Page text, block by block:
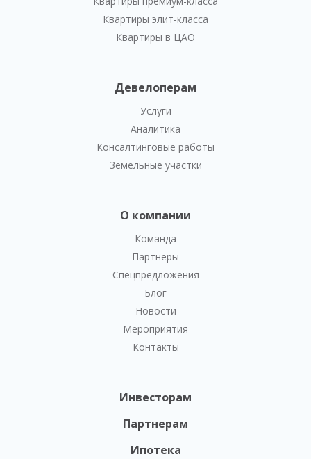
Квартиры элит-класса
Квартиры в ЦАО
Девелоперам
Услуги
Аналитика
Консалтинговые работы
Земельные участки
О компании
Команда
Партнеры
Спецпредложения
Блог
Новости
Мероприятия
Контакты
Инвесторам
Партнерам
Ипотека